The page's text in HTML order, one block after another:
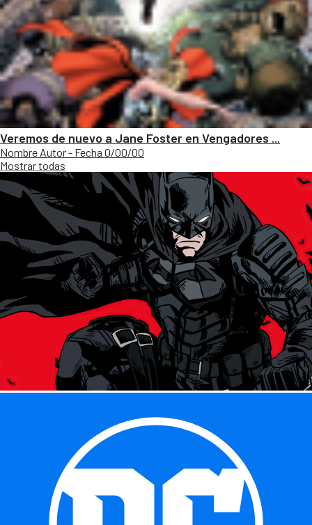
Veremos de nuevo a Jane Foster en Vengadores ...
Nombre Autor - Fecha 0/00/00
Mostrar todas